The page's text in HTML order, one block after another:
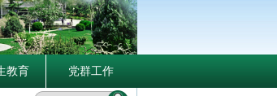
教育 党群工作